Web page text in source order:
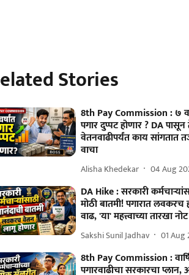
Stories
8th Pay Commission : ७
पगार दुप्पट होणार ? DA
वेतनवाढीपर्यंत काय सांगतात
वाचा
Alisha Khedekar 04 Aug
DA Hike : सरकारी
मोठी बातमी! पगारात लवकरच
वाढ, 'या' महत्त्वाच्या तारखा
Sakshi Sunil Jadhav 01 Aug
8th Pay Commission :
पगारवाढीचा सरकारचा